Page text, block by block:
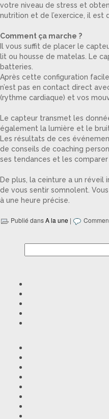
votre niveau de stress et
nutrition et de l’exercice, il est
Comment ça marche ?
Il vous suffit de placer le
lit ou housse de matelas. Le
batteries.
Après cette configuration
n’est pas en contact direct
(rythme cardiaque) et vos
Le capteur transmet les
également la lumière et le
Les résultats de ces
de conseils de coaching
ses tendances et les
De plus, la ceinture a un
de vous sentir somnolent.
à une heure précise.
Publié dansA la une |